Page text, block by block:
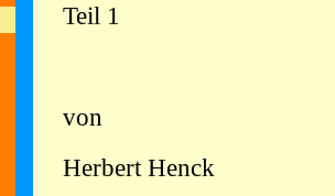
Teil 1
von
Herbert Henck